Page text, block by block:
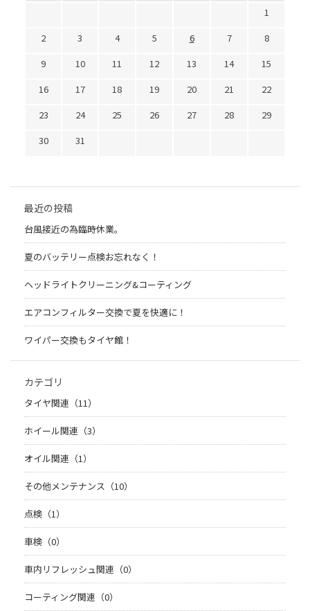
1
2
3 4 5 6 7
8
9
10 11 12 13 14
15
16
17 18 19 20 21
22
23
24 25 26 27 28
29
30
31
最近の投稿
台風接近の為臨時休業。
夏のバッテリー点検お忘れなく！
ヘッドライトクリーニング&コーティング
エアコンフィルター交換で夏を快適に！
ワイパー交換もタイヤ館！
カテゴリ
タイヤ関連（11）
ホイール関連（3）
オイル関連（1）
その他メンテナンス（10）
点検（1）
車検（0）
車内リフレッシュ関連（0）
コーティング関連（0）